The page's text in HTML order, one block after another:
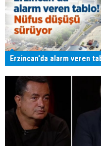
Erzincan'da alarm veren